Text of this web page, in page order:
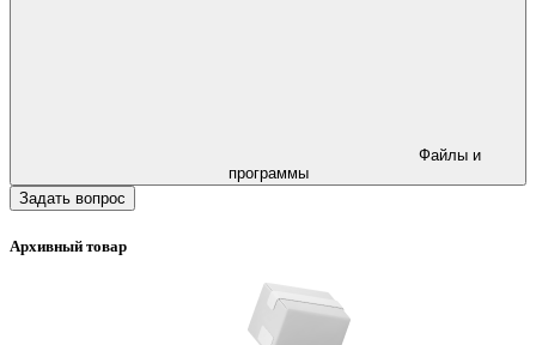
программы
Задать вопрос
Архивный товар